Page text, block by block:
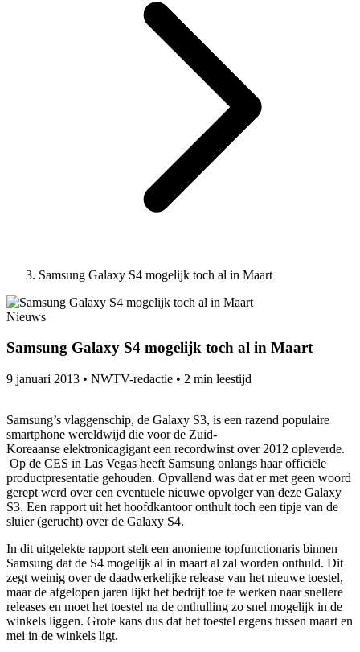
Samsung Galaxy S4 mogelijk toch al in Maart
Nieuws
Samsung Galaxy S4 mogelijk toch al in Maart
9 januari 2013 • NWTV-redactie • 2 min leestijd
Samsung’s vlaggenschip, de Galaxy S3, is een razend populaire
smartphone wereldwijd die voor de Zuid-
Koreaanse elektronicagigant een recordwinst over 2012 opleverde.
Op de CES in Las Vegas heeft Samsung onlangs haar officiële
productpresentatie gehouden. Opvallend was dat er met geen woord
gerept werd over een eventuele nieuwe opvolger van deze Galaxy
S3. Een rapport uit het hoofdkantoor onthult toch een tipje van de
sluier (gerucht) over de Galaxy S4.
In dit uitgelekte rapport stelt een anonieme topfunctionaris binnen
Samsung dat de S4 mogelijk al in maart al zal worden onthuld. Dit
zegt weinig over de daadwerkelijke release van het nieuwe toestel,
maar de afgelopen jaren lijkt het bedrijf toe te werken naar snellere
releases en moet het toestel na de onthulling zo snel mogelijk in de
winkels liggen. Grote kans dus dat het toestel ergens tussen maart en
mei in de winkels ligt.